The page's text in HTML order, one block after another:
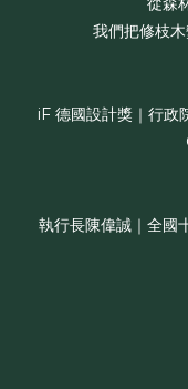
我們把修枝
iF 德國設計獎｜行政
執行長陳偉誠｜全國